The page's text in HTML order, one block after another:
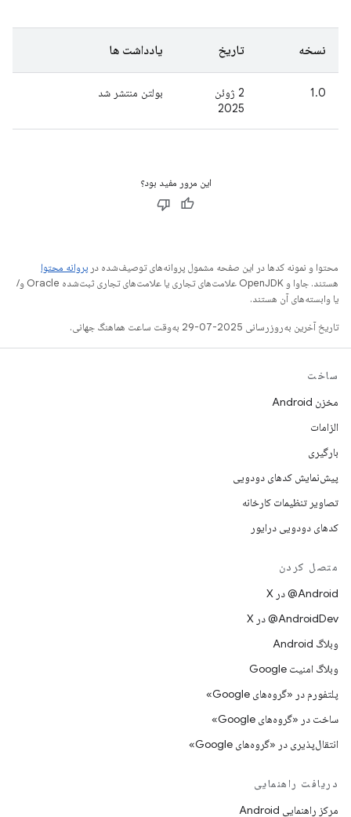
نسخه تاریخ یادداشت ها
1.0
2 ژوئن
2025
بولتن منتشر شد
این مرور مفید بود؟
محتوا و نمونه کدها در این صفحه مشمول پروانه‌های توصیف‌شده در پروانه محتوا
هستند. جاوا و OpenJDK علامت‌های تجاری یا علامت‌های تجاری ثبت‌شده Oracle و/
یا وابسته‌های آن هستند.
تاریخ آخرین به‌روزرسانی 2025-07-29 به‌وقت ساعت هماهنگ جهانی.
ساخت
مخزن Android
الزامات
بارگیری
پیش‌نمایش کدهای دودویی
تصاویر تنظیمات کارخانه
کدهای دودویی درایور
متصل کردن
‫‎@Android در X
‫‎@AndroidDev در X
وبلاگ Android
وبلاگ امنیت Google
پلتفورم در «گروه‌های Google»
ساخت در «گروه‌های Google»
انتقال‌پذیری در «گروه‌های Google»
دریافت راهنمایی
مرکز راهنمایی Android